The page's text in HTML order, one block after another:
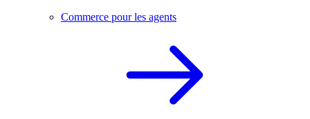
Commerce pour les agents